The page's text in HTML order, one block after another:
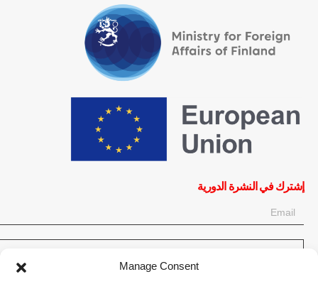
Manage Consent
إشترك في النشرة الدورية